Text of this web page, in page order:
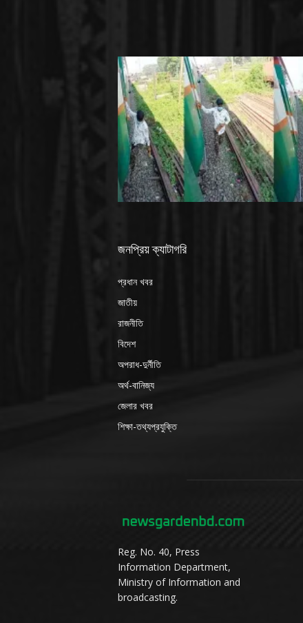
জনপ্রিয় ক্যাটাগরি
প্রধান খবর
জাতীয়
রাজনীতি
বিদেশ
অপরাধ-দুর্নীতি
অর্থ-বানিজ্য
জেলার খবর
শিক্ষা-তথ্যপ্রযুক্তি
Reg. No. 40, Press
Information Department,
Ministry of Information and
broadcasting.